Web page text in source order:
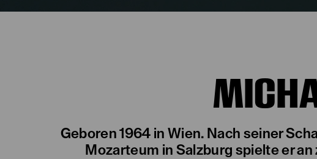
Geboren 1964 in Wien. Nach seiner
Mozarteum in Salzburg spielte er